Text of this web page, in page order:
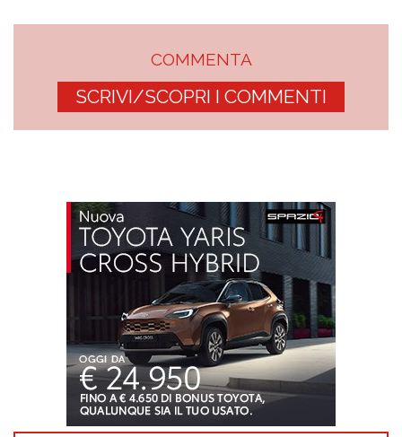
COMMENTA
SCRIVI/SCOPRI I COMMENTI